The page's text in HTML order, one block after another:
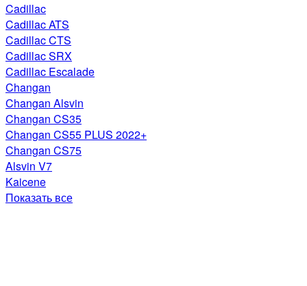
Cadillac
Cadillac ATS
Cadillac CTS
Cadillac SRX
Cadillac Escalade
Changan
Changan Alsvin
Changan CS35
Changan CS55 PLUS 2022+
Changan CS75
Alsvin V7
Kaicene
Показать все